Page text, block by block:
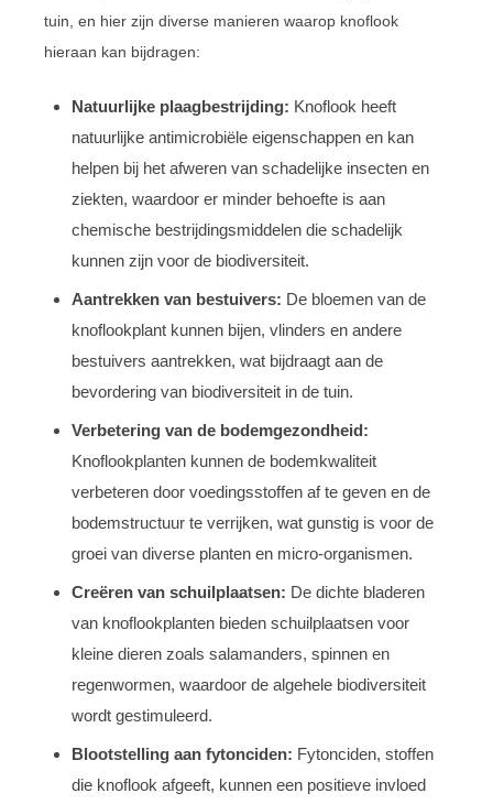
tuin, en hier zijn diverse manieren waarop knoflook
hieraan kan bijdragen:
Natuurlijke plaagbestrijding: Knoflook heeft
natuurlijke antimicrobiële eigenschappen en kan
helpen bij het afweren van schadelijke insecten en
ziekten, waardoor er minder behoefte is aan
chemische bestrijdingsmiddelen die schadelijk
kunnen zijn voor de biodiversiteit.
Aantrekken van bestuivers: De bloemen van de
knoflookplant kunnen bijen, vlinders en andere
bestuivers aantrekken, wat bijdraagt aan de
bevordering van biodiversiteit in de tuin.
Verbetering van de bodemgezondheid:
Knoflookplanten kunnen de bodemkwaliteit
verbeteren door voedingsstoffen af te geven en de
bodemstructuur te verrijken, wat gunstig is voor de
groei van diverse planten en micro-organismen.
Creëren van schuilplaatsen: De dichte bladeren
van knoflookplanten bieden schuilplaatsen voor
kleine dieren zoals salamanders, spinnen en
regenwormen, waardoor de algehele biodiversiteit
wordt gestimuleerd.
Blootstelling aan fytonciden: Fytonciden, stoffen
die knoflook afgeeft, kunnen een positieve invloed